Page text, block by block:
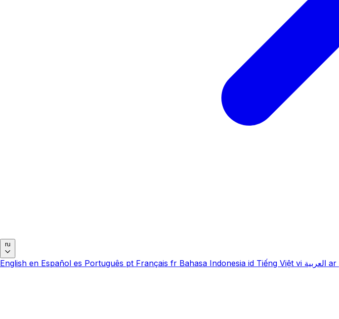
ru
English en Español es Português pt Français fr Bahasa Indonesia id Tiếng Việt vi العربية ar